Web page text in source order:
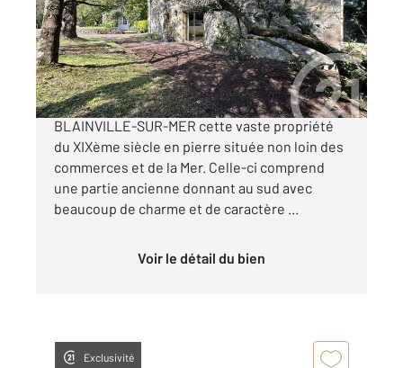
Maison à vendre
670 000 €
Century 21 Royer Immo vous propose à
BLAINVILLE-SUR-MER cette vaste propriété
du XIXème siècle en pierre située non loin des
commerces et de la Mer. Celle-ci comprend
une partie ancienne donnant au sud avec
beaucoup de charme et de caractère ...
Voir le détail du bien
Exclusivité